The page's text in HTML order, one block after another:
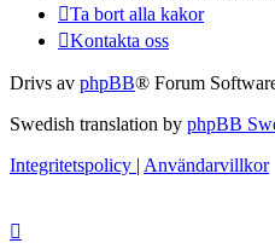
Ta bort alla kakor
Kontakta oss
Drivs av phpBB® Forum
Swedish translation by phpBB
Integritetspolicy | Användarvillkor